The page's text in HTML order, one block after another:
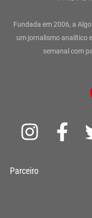
Fundada em 2006, a
um jornalismo analítico
semanal com
I
s
F
a
Parceiro